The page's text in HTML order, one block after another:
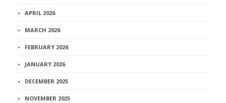
APRIL 2026
MARCH 2026
FEBRUARY 2026
JANUARY 2026
DECEMBER 2025
NOVEMBER 2025